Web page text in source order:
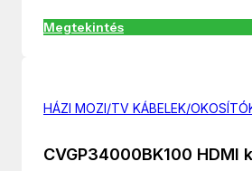
Megtekintés
HÁZI MOZI/TV KÁBELEK/
CVGP34000BK100 HDMI